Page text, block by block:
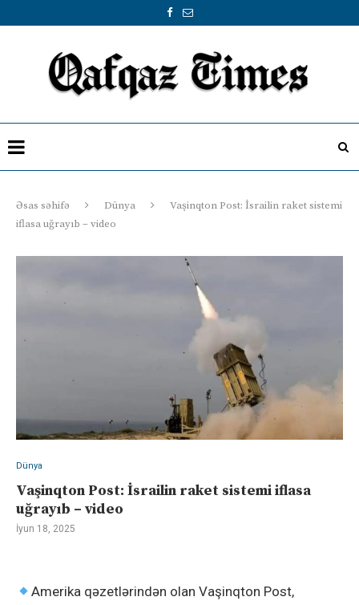
Əsas səhifə Dünya
Vaşinqton Post: İsrailin raket sistemi
iflasa uğrayıb – video
Dünya
Vaşinqton Post: İsrailin raket sistemi iflasa
uğrayıb – video
İyun 18, 2025
Amerika qəzetlərindən olan Vaşinqton Post,